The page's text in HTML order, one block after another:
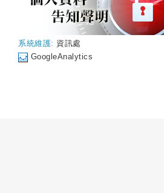
系統維護: 資訊處
GoogleAnalytics